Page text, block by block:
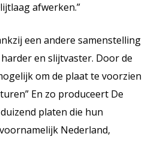
afwerken.”
een andere samenstelling
en slijtvaster. Door de
om de plaat te voorzien
En zo produceert De
platen die hun
Nederland,